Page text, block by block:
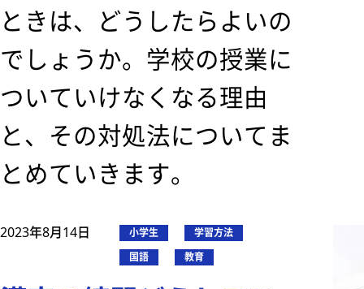
ときは、どうしたらよいの
でしょうか。学校の授業に
ついていけなくなる理由
と、その対処法についてま
とめていきます。
2023年8月14日 小学生
学習方法
国語
教育